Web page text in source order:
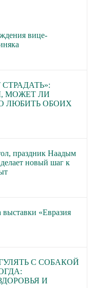
вице-
МОЖЕТ ЛИ
ЛЮБИТЬ ОБОИХ
праздник Наадым
новый шаг к
«Евразия
С СОБАКОЙ
И